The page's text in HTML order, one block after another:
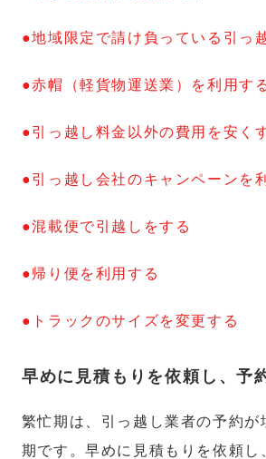
●地域限定で請け負っている引っ
●赤帽（軽貨物運送業）を利用す
●引っ越し料金以外の費用を安く
●引っ越し会社のキャンペーンを
●混載便で引越しをする
●帰り便を利用する
●トラックのサイズを変更する
早めに見積もりを依頼し、予
繁忙期は、引っ越し業者の予約が
期です。早めに見積もりを依頼し